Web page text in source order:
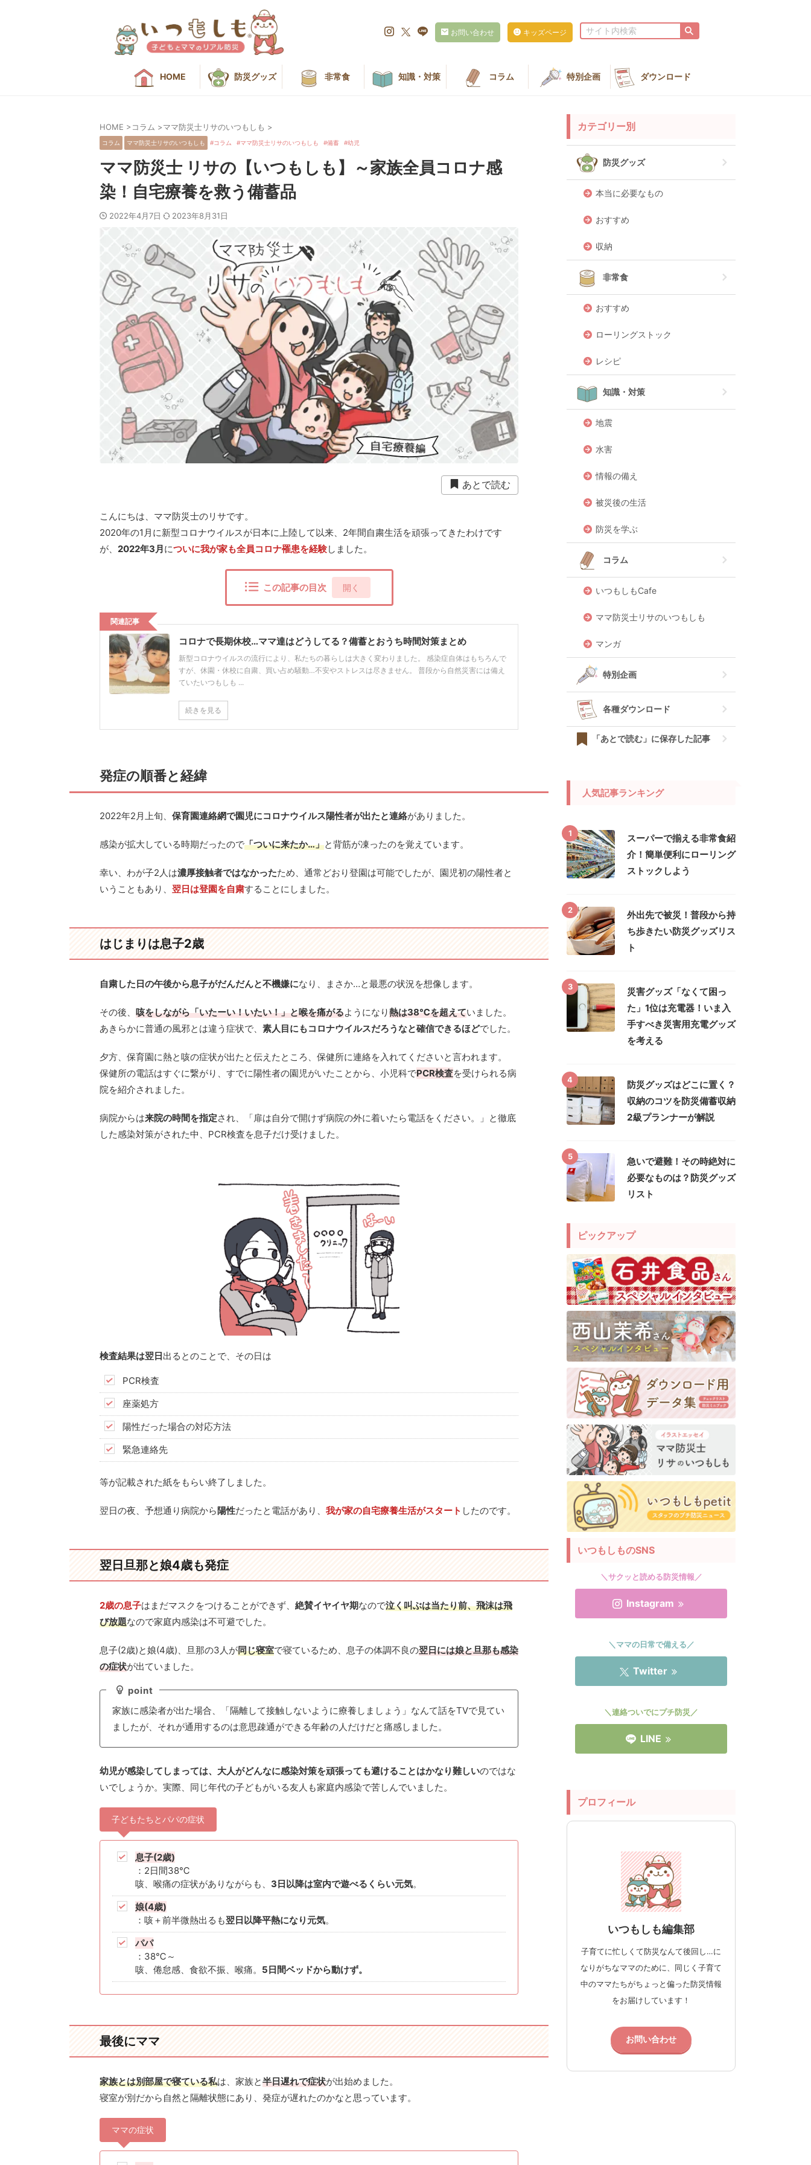
お問い合わせ キッズページ
HOME 防災グッズ 非常食 知識・対策 コラム 特別企画 ダウンロード
HOME >コラム >ママ防災士リサのいつもしも >
コラム ママ防災士リサのいつもしも コラム ママ防災士リサのいつもしも 備蓄 幼児
ママ防災士 リサの【いつもしも】～家族全員コロナ感
染！自宅療養を救う備蓄品
2022年4月7日 2023年8月31日
あとで読む
こんにちは、ママ防災士のリサです。
2020年の1月に新型コロナウイルスが日本に上陸して以来、2年間自粛生活を頑張ってきたわけです
が、 2022年3月についに我が家も全員コロナ罹患を経験しました。
この記事の目次 開く
関連記事
コロナで長期休校…ママ達はどうしてる？備蓄とおうち時間対策まとめ
新型コロナウイルスの流行により、私たちの暮らしは大きく変わりました。 感染症自体はもちろんで
すが、休園・休校に自粛、買い占め騒動…不安やストレスは尽きません。 普段から自然災害には備え
ていたいつもしも ...
続きを見る
発症の順番と経緯
2022年2月上旬、 保育園連絡網で園児にコロナウイルス陽性者が出たと連絡がありました。
感染が拡大している時期だったので「ついに来たか…」と背筋が凍ったのを覚えています。
幸い、わが子2人は濃厚接触者ではなかったため、通常どおり登園は可能でしたが、園児初の陽性者と
いうこともあり、 翌日は登園を自粛することにしました。
はじまりは息子2歳
自粛した日の午後から息子がだんだんと不機嫌になり、まさか…と最悪の状況を想像します。
その後、 咳をしながら「いたーい！いたい！」と喉を痛がるようになり熱は38℃を超えていました。
あきらかに普通の風邪とは違う症状で、 素人目にもコロナウイルスだろうなと確信できるほどでした。
夕方、保育園に熱と咳の症状が出たと伝えたところ、保健所に連絡を入れてくださいと言われます。
保健所の電話はすぐに繋がり、すでに陽性者の園児がいたことから、小児科でPCR検査を受けられる病
院を紹介されました。
病院からは来院の時間を指定され、「扉は自分で開けず病院の外に着いたら電話をください。」と徹底
した感染対策がされた中、PCR検査を息子だけ受けました。
検査結果は翌日出るとのことで、その日は
PCR検査
座薬処方
陽性だった場合の対応方法
緊急連絡先
等が記載された紙をもらい終了しました。
翌日の夜、予想通り病院から陽性だったと電話があり、 我が家の自宅療養生活がスタート したのです。
翌日旦那と娘4歳も発症
2歳の息子はまだマスクをつけることができず、 絶賛イヤイヤ期なので泣く叫ぶは当たり前、飛沫は飛
び放題なので家庭内感染は不可避でした。
息子(2歳)と娘(4歳)、旦那の3人が同じ寝室で寝ているため、息子の体調不良の翌日には娘と旦那も感染
の症状が出ていました。
point
家族に感染者が出た場合、「隔離して接触しないように療養しましょう」なんて話をTVで見てい
ましたが、それが通用するのは意思疎通ができる年齢の人だけだと痛感しました。
幼児が感染してしまっては、大人がどんなに感染対策を頑張っても避けることはかなり難しいのではな
いでしょうか。実際、同じ年代の子どもがいる友人も家庭内感染で苦しんでいました。
子どもたちとパパの症状
息子(2歳)
：2日間38℃
咳、喉痛の症状がありながらも、 3日以降は室内で遊べるくらい元気。
娘(4歳)
：咳＋前半微熱出るも翌日以降平熱になり元気。
パパ
：38℃～
咳、倦怠感、食欲不振、喉痛。 5日間ベッドから動けず。
最後にママ
家族とは別部屋で寝ている私は、家族と半日遅れで症状が出始めました。
寝室が別だから自然と隔離状態にあり、発症が遅れたのかなと思っています。
ママの症状
カテゴリー別
防災グッズ
本当に必要なもの
おすすめ
収納
非常食
おすすめ
ローリングストック
レシピ
知識・対策
地震
水害
情報の備え
被災後の生活
防災を学ぶ
コラム
いつもしもCafe
ママ防災士リサのいつもしも
マンガ
特別企画
各種ダウンロード
「あとで読む」に保存した記事
人気記事ランキング
1
スーパーで揃える非常食紹
介！簡単便利にローリング
ストックしよう
2
外出先で被災！普段から持
ち歩きたい防災グッズリス
ト
3
災害グッズ「なくて困っ
た」1位は充電器！いま入
手すべき災害用充電グッズ
を考える
4
防災グッズはどこに置く？
収納のコツを防災備蓄収納
2級プランナーが解説
5
急いで避難！その時絶対に
必要なものは？防災グッズ
リスト
ピックアップ
いつもしものSNS
＼サクッと読める防災情報／
Instagram
＼ママの日常で備える／
Twitter
＼連絡ついでにプチ防災／
LINE
プロフィール
いつもしも編集部
子育てに忙しくて防災なんて後回し…に
なりがちなママのために、同じく子育て
中のママたちがちょっと偏った防災情報
をお届けしています！
お問い合わせ